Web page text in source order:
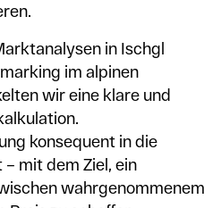
in Ischgl
im alpinen
wir eine klare und
konsequent in die
mit dem Ziel, ein
wahrgenommenem